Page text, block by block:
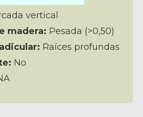
vertical
madera: Pesada (>0,50)
Raíces profundas
No